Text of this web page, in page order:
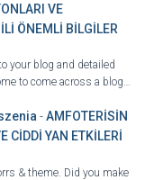
VE
ÖNEMLİ BİLGİLER
your blog and detailed
to come across a blog…
-AMFOTERİSİN
CİDDİ YAN ETKİLERİ
& theme. Did you make